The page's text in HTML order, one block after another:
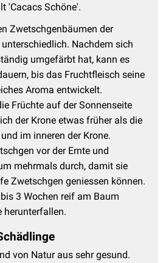
'Cacacs Schöne'.
Zwetschgenbäumen der
Nachdem sich
umgefärbt hat, kann es
bis das Fruchtfleisch seine
Aroma entwickelt.
Früchte auf der Sonnenseite
der Krone etwas früher als die
im inneren der Krone.
vor der Ernte und
mehrmals durch, damit sie
Zwetschgen geniessen können.
3 Wochen reif am Baum
herunterfallen.
von Natur aus sehr gesund.